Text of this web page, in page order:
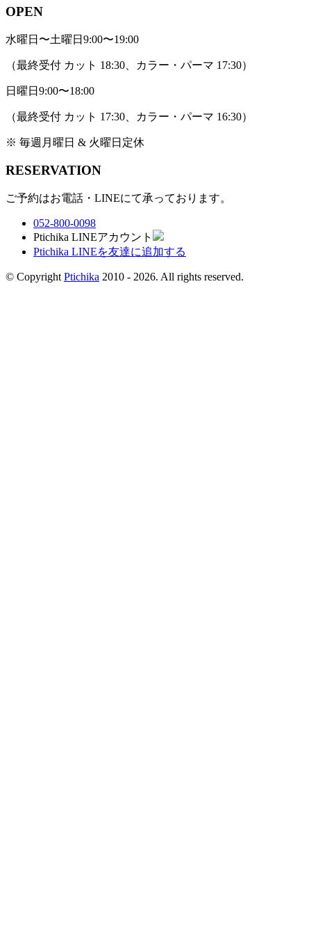
OPEN
水曜日〜土曜日 9:00〜19:00
（最終受付 カット 18:30、カラー・パーマ 17:30）
日曜日 9:00〜18:00
（最終受付 カット 17:30、カラー・パーマ 16:30）
※ 毎週月曜日 & 火曜日定休
RESERVATION
ご予約はお電話・LINEにて承っております。
052-800-0098
Ptichika LINEアカウント
Ptichika LINEを友達に追加する
© Copyright Ptichika 2010 - 2026. All rights reserved.